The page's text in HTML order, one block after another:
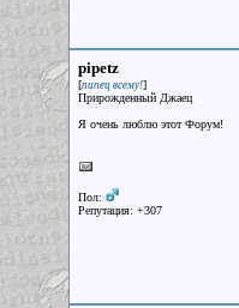
pipetz
[пипец всему!]
Прирожденный Джаец
Я очень люблю этот Форум!
Пол:
Репутация: +307